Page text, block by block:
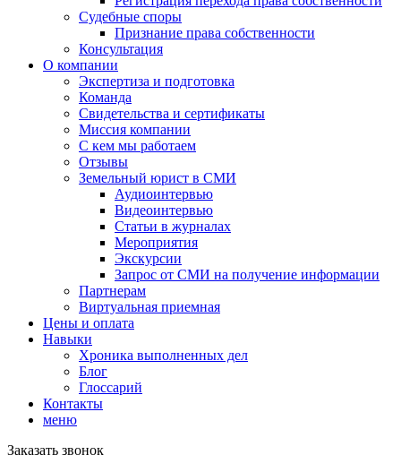
Судебные споры
Признание права собственности
Консультация
О компании
Экспертиза и подготовка
Команда
Свидетельства и сертификаты
Миссия компании
С кем мы работаем
Отзывы
Земельный юрист в СМИ
Аудиоинтервью
Видеоинтервью
Статьи в журналах
Мероприятия
Экскурсии
Запрос от СМИ на получение информации
Партнерам
Виртуальная приемная
Цены и оплата
Навыки
Хроника выполненных дел
Блог
Глоссарий
Контакты
меню
Заказать звонок